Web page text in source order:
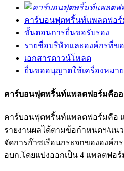
คาร์บอนฟุตพริ้นท์แพลตฟอร์
ขั้นตอนการยื่นขอรับรอง
รายชื่อบริษัทและองค์กรที่ข
เอกสารดาวน์โหลด
ยื่นขออนุญาตใช้เครื่องหมา
คาร์บอนฟุตพริ้นท์แพลตฟอร์มคืออ
คาร์บอนฟุตพริ้นท์แพลตฟอร์มคือ
รายงานผลได้ตามข้อกำหนดฯ/แน
จัดการก๊าซเรือนกระจกขององค์ก
อบก.โดยแบ่งออกเป็น 4 แพลตฟอ